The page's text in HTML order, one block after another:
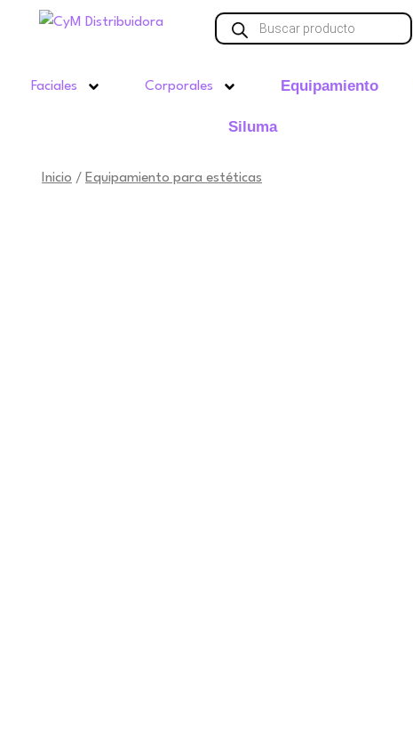
Búsqueda
de
Faciales Corporales Equipamiento
Siluma
Inicio / Equipamiento para estéticas